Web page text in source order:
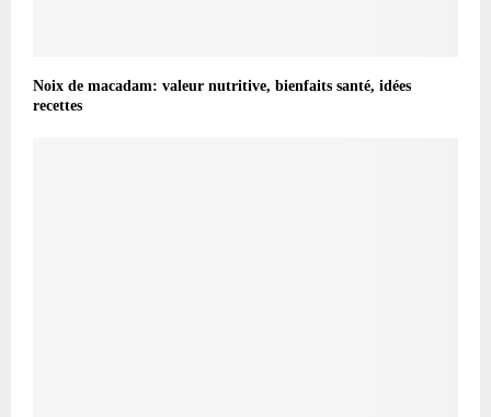
Noix de macadam: valeur nutritive, bienfaits santé, idées
recettes